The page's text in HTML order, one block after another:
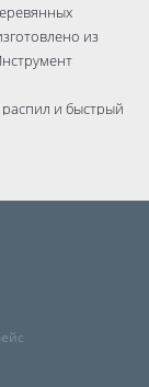
из
и быстрый